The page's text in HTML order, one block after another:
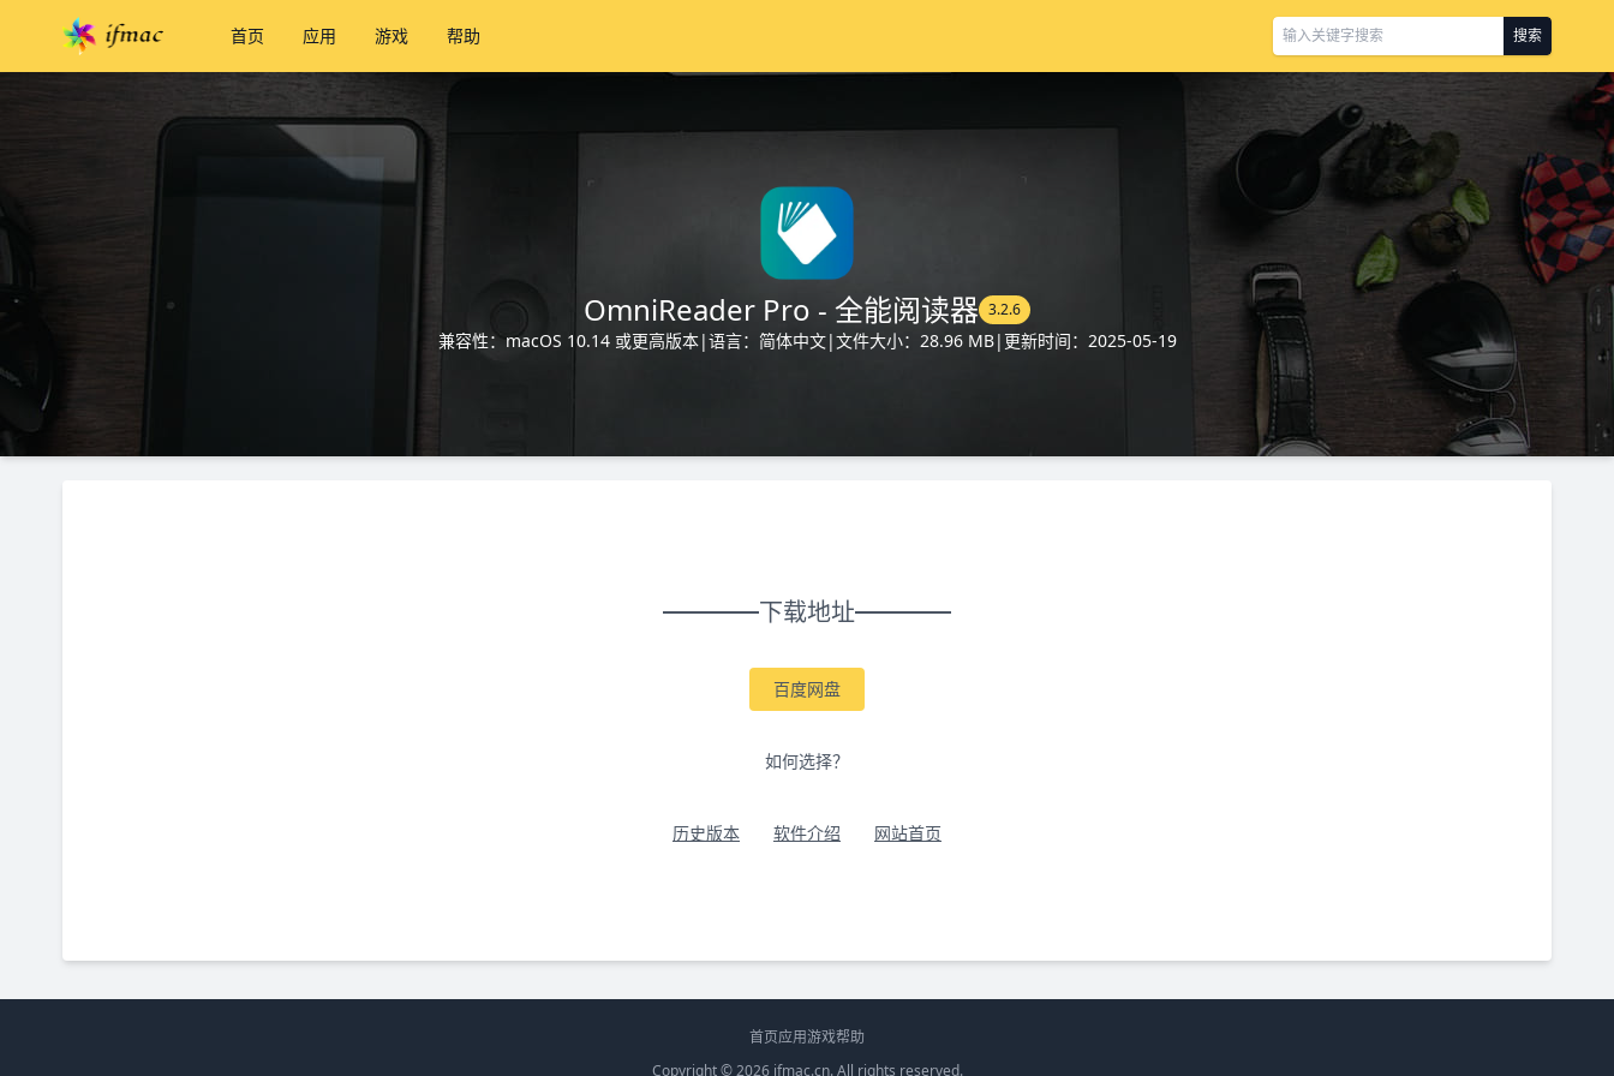
首页 应用 游戏 帮助 搜索
OmniReader Pro - 全能阅读器 3.2.6
兼容性：macOS 10.14 或更高版本|语言：简体中文|文件大小：28.96 MB| 更新时间：2025-05-19
下载地址
百度网盘
如何选择？
历史版本 软件介绍 网站首页
首页应用游戏帮助
Copyright © 2026 ifmac.cn. All rights reserved.